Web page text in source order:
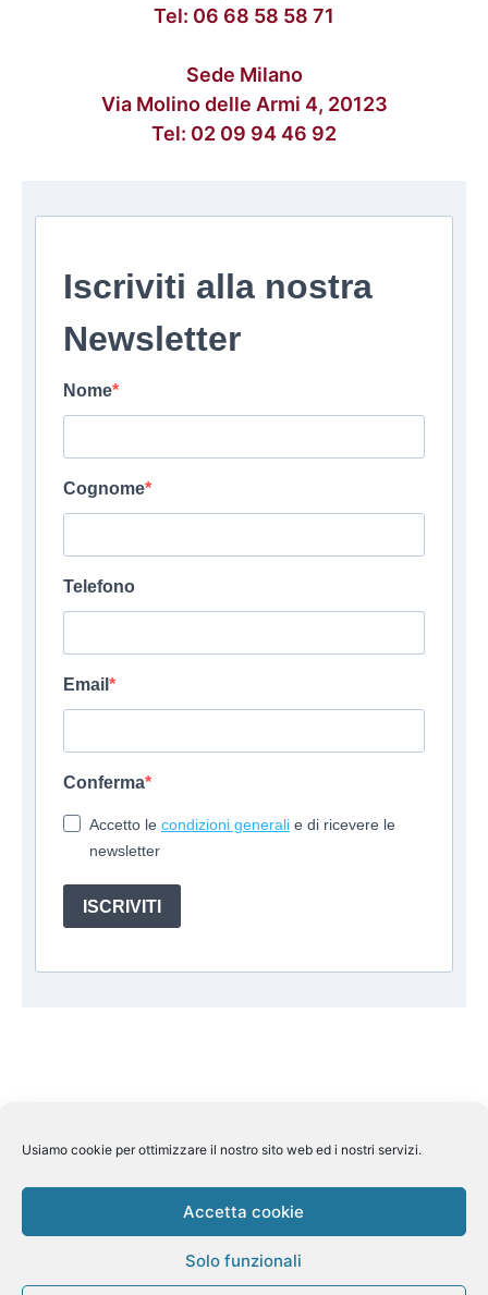
Usiamo cookie per ottimizzare il nostro sito web ed i nostri servizi.
Accetta cookie
Solo funzionali
Tel: 06 68 58 58 71
Sede Milano
Via Molino delle Armi 4, 20123
Tel: 02 09 94 46 92
Iscriviti alla nostra
Newsletter
Nome
Cognome
Telefono
Email
Conferma
Accetto le condizioni generali e di ricevere le
newsletter
ISCRIVITI
Suite Travel byHelkin SrlVia Aurelio Saffi, 10 00015
Licenza Regione Lombardia n 269858
1/85078/319/180904343/4 Fondo di garanzia Fondo Vacanze
Felici n. 2410